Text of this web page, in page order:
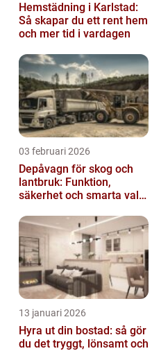
Hemstädning i Karlstad:
Så skapar du ett rent hem
och mer tid i vardagen
03 februari 2026
Depåvagn för skog och
lantbruk: Funktion,
säkerhet och smarta val
13 januari 2026
Hyra ut din bostad: så gör
du det tryggt, lönsamt och